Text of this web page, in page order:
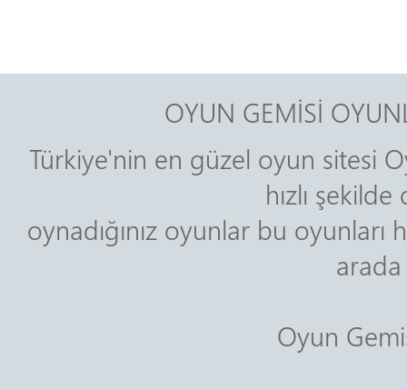
OYUN GEMİSİ
Türkiye'nin en güzel oyun sitesi
hızlı
oynadığınız oyunlar bu oyunları
Oyun